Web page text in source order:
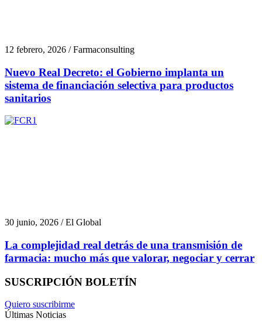
12 febrero, 2026 / Farmaconsulting
Nuevo Real Decreto: el Gobierno implanta un
sistema de financiación selectiva para productos
sanitarios
30 junio, 2026 / El Global
La complejidad real detrás de una transmisión de
farmacia: mucho más que valorar, negociar y cerrar
SUSCRIPCIÓN BOLETÍN
Quiero suscribirme
Últimas Noticias